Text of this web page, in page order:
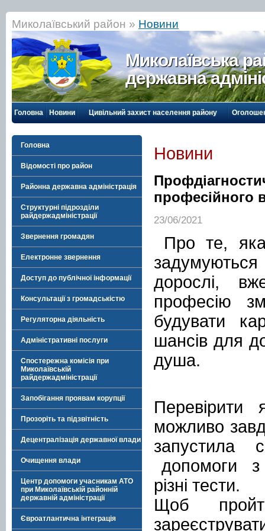
Миколаївський район » Новини
Миколаївська
державна
Головна Новини Цивільний захист населення району
Головна
Відомості про район
Районна державна адміністрація
Структурні підрозділи
райдержадміністрації
Звернення громадян
Електронне звернення
Доступ до публічної інформації
Консультації з громадськістю
Регуляторна діяльність
Адміністративні послуги
Спостережна комісія при
Миколаївській
райдержадміністрації
Запобігання проявам корупції
Прозоріть та підзвітність
Децентралізація державної влади
Очищення влади
Центр допомоги учасникам АТО
при Миколаївській районній
державній адміністрації
Євроатлантична інтеграція
Новини
професійного
23/06/2021
Про те,
дорослі,
професію
будувати
шансів для
душа.
можливо
запустила
допомоги
з
різні тести.
Щоб
зареєструват